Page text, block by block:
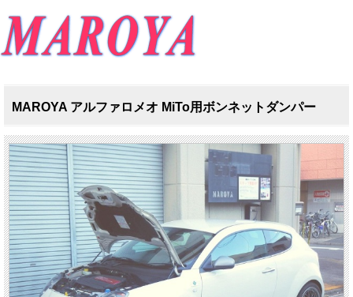
MAROYA アルファロメオ MiTo用ボンネットダンパー